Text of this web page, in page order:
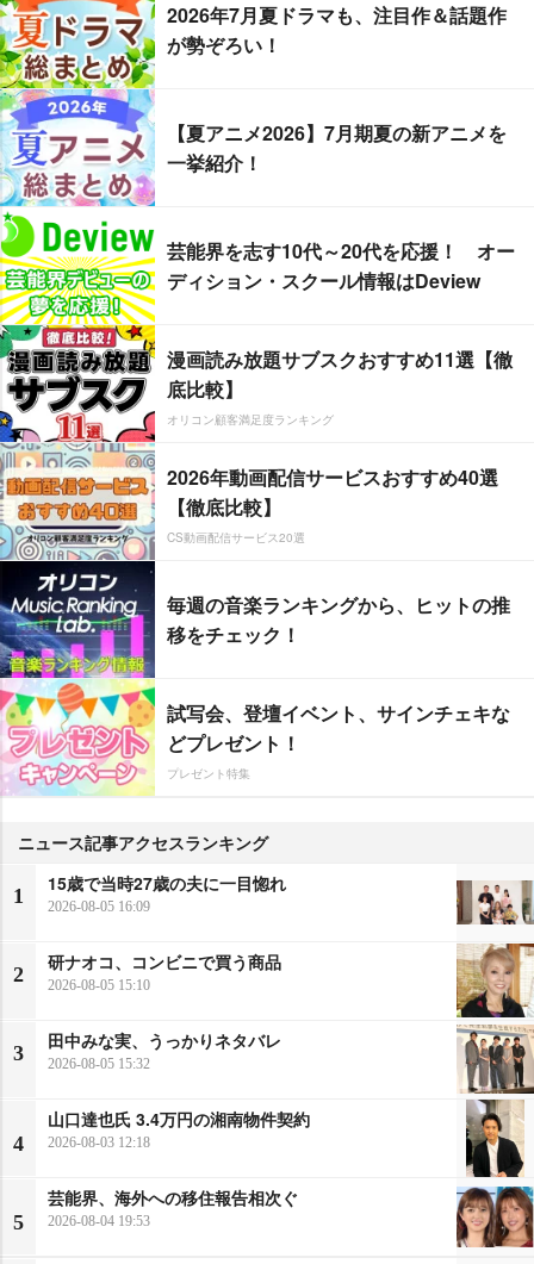
2026年7月夏ドラマも、注目作＆話題作
が勢ぞろい！
【夏アニメ2026】7月期夏の新アニメを
一挙紹介！
芸能界を志す10代～20代を応援！ オー
ディション・スクール情報はDeview
漫画読み放題サブスクおすすめ11選【徹
底比較】
オリコン顧客満足度ランキング
2026年動画配信サービスおすすめ40選
【徹底比較】
CS動画配信サービス20選
毎週の音楽ランキングから、ヒットの推
移をチェック！
試写会、登壇イベント、サインチェキな
どプレゼント！
プレゼント特集
ニュース記事アクセスランキング
1
15歳で当時27歳の夫に一目惚れ
2026-08-05 16:09
2
研ナオコ、コンビニで買う商品
2026-08-05 15:10
3
田中みな実、うっかりネタバレ
2026-08-05 15:32
4
山口達也氏 3.4万円の湘南物件契約
2026-08-03 12:18
5
芸能界、海外への移住報告相次ぐ
2026-08-04 19:53